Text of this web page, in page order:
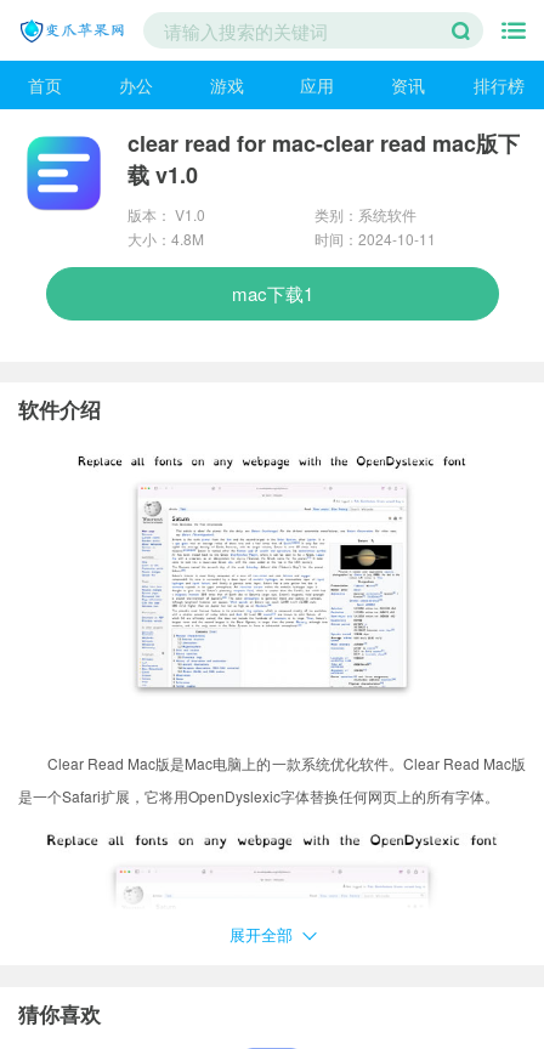
首页 办公 游戏 应用 资讯 排行榜
clear read for mac-clear read mac版下
载 v1.0
版本： V1.0
类别：系统软件
大小：4.8M
时间：2024-10-11
mac下载1
软件介绍
Clear Read Mac版是Mac电脑上的一款系统优化软件。Clear Read Mac版
是一个Safari扩展，它将用OpenDyslexic字体替换任何网页上的所有字体。
展开全部
猜你喜欢